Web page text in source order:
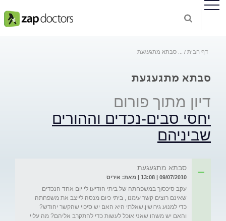
דף הבית סבתא מתגעגעת
סבתא מתגעגעת
דיון מתוך פורום
יחסי סבים-נכדים וההורים
שביניהם
סבתא מתגעגעת
09/07/2010 | 13:08 | מאת: איריס
עקב סיכסוך במשפחתה של ביתי הודיעו לי יום אחד הנכדים
שאינם רוצים קשר עימנו , ביתי כיום מנסה לייצב את משפחתה
כדי למנוע גירושין.שאלתי היא האם יש סיכוי שהקשר יחודש?
והאם יש משהו שאני אוכל לעשות כדי להתקרב אליהם? מה עליי